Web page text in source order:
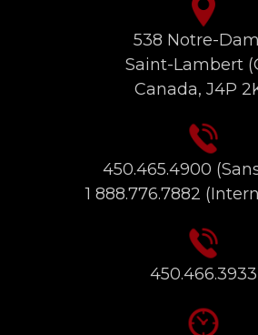
538 Notre-
Saint-Lambert
Canada, J4P
450.465.4900
1 888.776.7882
450.466.3933